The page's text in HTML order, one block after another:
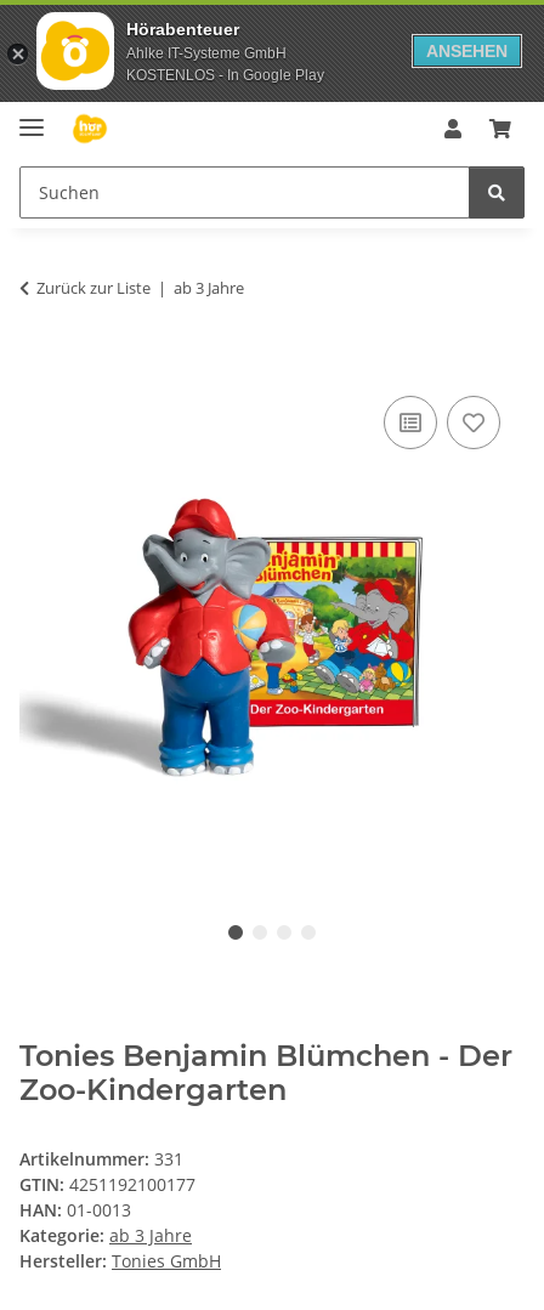
Hörabenteuer
Ahlke IT-Systeme GmbH
KOSTENLOS - In Google Play
ANSEHEN
Zurück zur Liste ab 3 Jahre
Tonies Benjamin Blümchen - Der
Zoo-Kindergarten
Artikelnummer: 331
GTIN: 4251192100177
HAN: 01-0013
Kategorie: ab 3 Jahre
Hersteller: Tonies GmbH